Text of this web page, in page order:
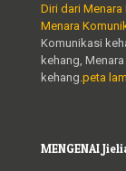
Diri dari
Menara
Komunikasi
kehang,
kehang. peta
MENGENAI